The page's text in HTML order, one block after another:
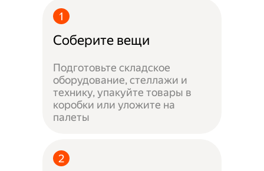
Соберите вещи
Подготовьте складское
оборудование, стеллажи и
технику, упакуйте товары в
коробки или уложите на
палеты